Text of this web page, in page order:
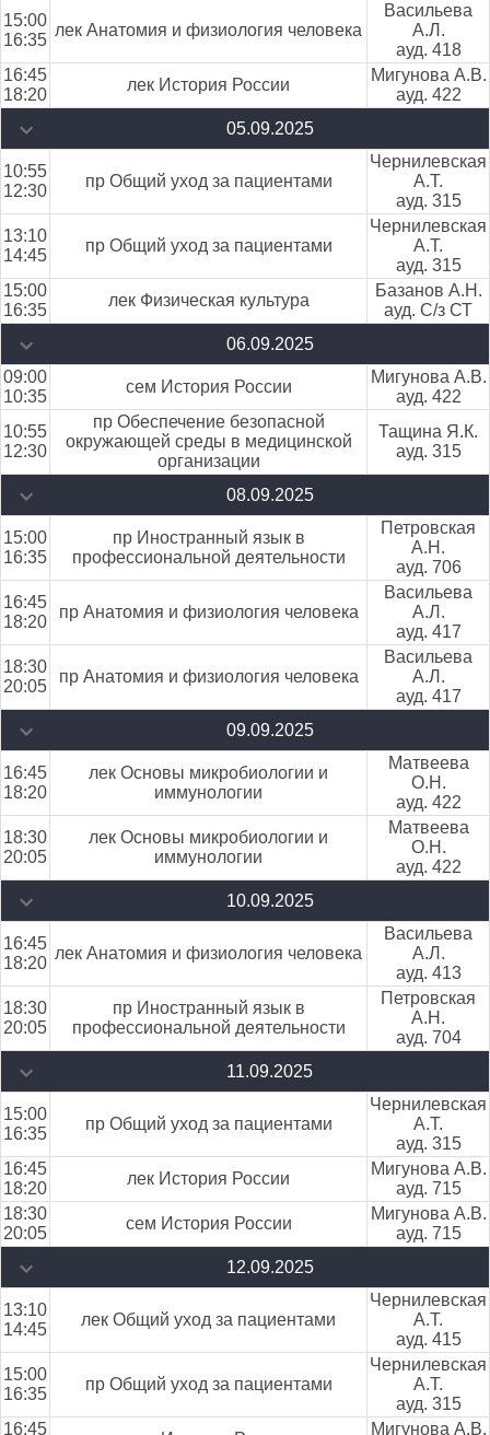
15:00
16:35
лек Анатомия и физиология человека
Васильева
А.Л.
ауд. 418
16:45
18:20
лек История России
Мигунова А.В.
ауд. 422
05.09.2025
10:55
12:30
пр Общий уход за пациентами
Чернилевская
А.Т.
ауд. 315
13:10
14:45
пр Общий уход за пациентами
Чернилевская
А.Т.
ауд. 315
15:00
16:35
лек Физическая культура
Базанов А.Н.
ауд. С/з СТ
06.09.2025
09:00
10:35
сем История России
Мигунова А.В.
ауд. 422
10:55
12:30
пр Обеспечение безопасной
окружающей среды в медицинской
организации
Тащина Я.К.
ауд. 315
08.09.2025
15:00
16:35
пр Иностранный язык в
профессиональной деятельности
Петровская
А.Н.
ауд. 706
16:45
18:20
пр Анатомия и физиология человека
Васильева
А.Л.
ауд. 417
18:30
20:05
пр Анатомия и физиология человека
Васильева
А.Л.
ауд. 417
09.09.2025
16:45
18:20
лек Основы микробиологии и
иммунологии
Матвеева
О.Н.
ауд. 422
18:30
20:05
лек Основы микробиологии и
иммунологии
Матвеева
О.Н.
ауд. 422
10.09.2025
16:45
18:20
лек Анатомия и физиология человека
Васильева
А.Л.
ауд. 413
18:30
20:05
пр Иностранный язык в
профессиональной деятельности
Петровская
А.Н.
ауд. 704
11.09.2025
15:00
16:35
пр Общий уход за пациентами
Чернилевская
А.Т.
ауд. 315
16:45
18:20
лек История России
Мигунова А.В.
ауд. 715
18:30
20:05
сем История России
Мигунова А.В.
ауд. 715
12.09.2025
13:10
14:45
лек Общий уход за пациентами
Чернилевская
А.Т.
ауд. 415
15:00
16:35
пр Общий уход за пациентами
Чернилевская
А.Т.
ауд. 315
16:45
Мигунова А.В.